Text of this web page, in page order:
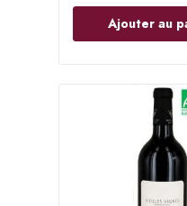
Ajouter au